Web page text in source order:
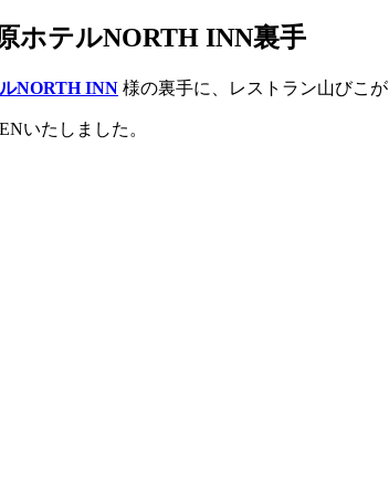
テルNORTH INN裏手
NORTH INN 様の裏手に、レストラン山びこが
いたしました。